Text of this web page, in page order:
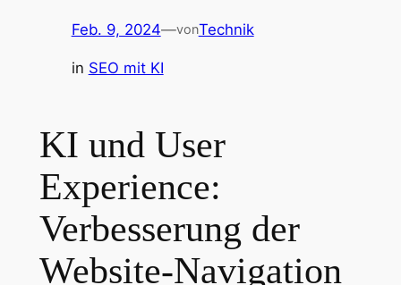
Feb. 9, 2024—vonTechnik
in SEO mit KI
KI und User
Experience:
Verbesserung der
Website-Navigation